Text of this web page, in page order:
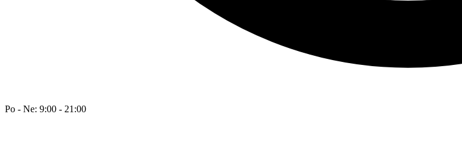
Po - Ne: 9:00 - 21:00